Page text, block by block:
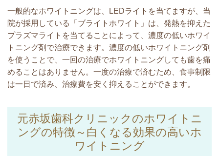
一般的なホワイトニングは、LEDライトを当てますが、当
院が採用している「ブライトホワイト」は、発熱を抑えた
プラズマライトを当てることによって、濃度の低いホワイ
トニング剤で治療できます。濃度の低いホワイトニング剤
を使うことで、一回の治療でホワイトニングしても歯を痛
めることはありません。一度の治療で済むため、食事制限
は一日で済み、治療費を安く抑えることができます。
元赤坂歯科クリニックのホワイトニ
ングの特徴～白くなる効果の高いホ
ワイトニング